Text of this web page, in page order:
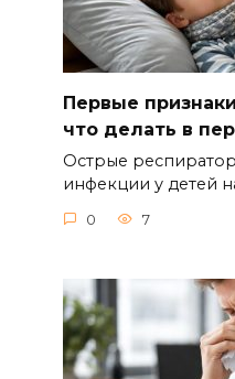
Первые
что делать в
Острые
инфекции у детей
0 7